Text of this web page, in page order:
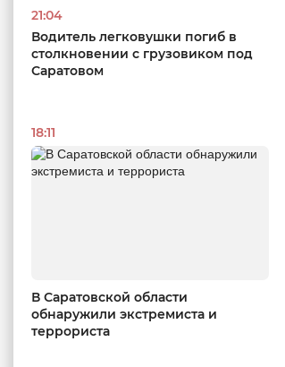
21:04
Водитель легковушки погиб в
столкновении с грузовиком под
Саратовом
18:11
В Саратовской области
обнаружили экстремиста и
террориста